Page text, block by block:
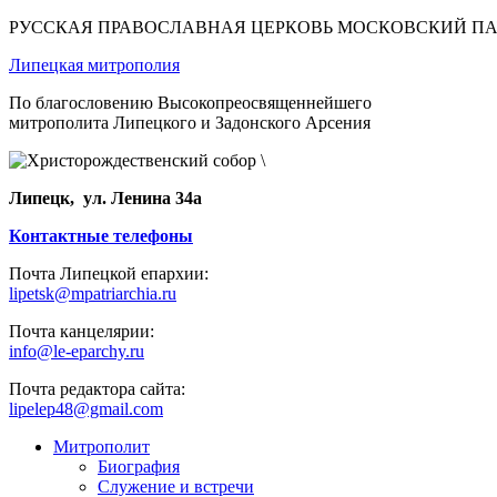
РУССКАЯ ПРАВОСЛАВНАЯ ЦЕРКОВЬ МОСКОВСКИЙ
Липецкая митрополия
По благословению Высокопреосвященнейшего
митрополита Липецкого и Задонского Арсения
Липецк, ул. Ленина 34а
Контактные телефоны
Почта Липецкой епархии:
lipetsk@mpatriarchia.ru
Почта канцелярии:
info@le-eparchy.ru
Почта редактора сайта:
lipelep48@gmail.com
Митрополит
Биография
Служение и встречи